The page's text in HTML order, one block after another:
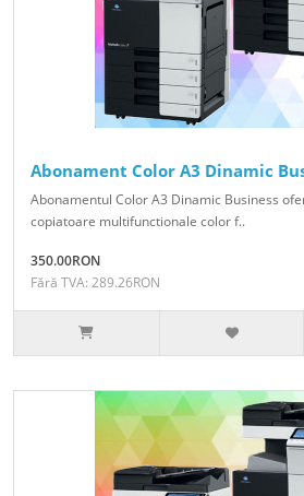
Abonament Color A3 Dinamic
Abonamentul Color A3 Dinamic Business
copiatoare multifunctionale color f..
350.00RON
Fără TVA: 289.26RON